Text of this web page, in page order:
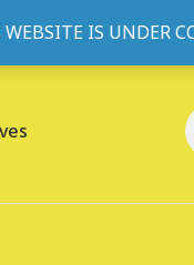
IS UNDER
Mi cuenta Mis